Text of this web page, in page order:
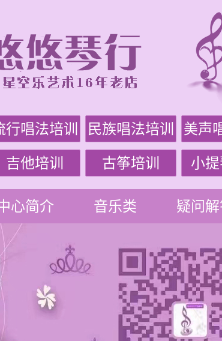
行唱法培训 民族唱法培训 美声
吉他培训 古筝培训 小提
心简介 音乐类 疑问